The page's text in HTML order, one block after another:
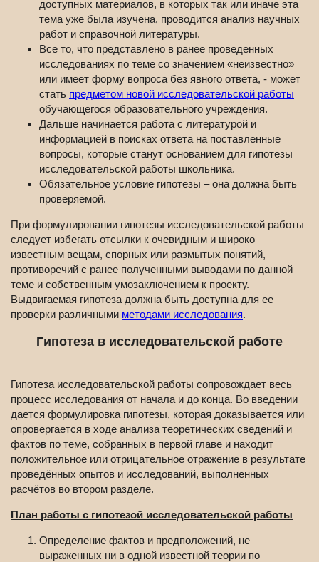
доступных материалов, в которых так или иначе эта
тема уже была изучена, проводится анализ научных
работ и справочной литературы.
Все то, что представлено в ранее проведенных
исследованиях по теме со значением «неизвестно»
или имеет форму вопроса без явного ответа, - может
стать предметом новой исследовательской работы
обучающегося образовательного учреждения.
Дальше начинается работа с литературой и
информацией в поисках ответа на поставленные
вопросы, которые станут основанием для гипотезы
исследовательской работы школьника.
Обязательное условие гипотезы – она должна быть
проверяемой.
При формулировании гипотезы исследовательской работы
следует избегать отсылки к очевидным и широко
известным вещам, спорных или размытых понятий,
противоречий с ранее полученными выводами по данной
теме и собственным умозаключением к проекту.
Выдвигаемая гипотеза должна быть доступна для ее
проверки различными методами исследования.
Гипотеза в исследовательской работе
Гипотеза исследовательской работы сопровождает весь
процесс исследования от начала и до конца. Во введении
дается формулировка гипотезы, которая доказывается или
опровергается в ходе анализа теоретических сведений и
фактов по теме, собранных в первой главе и находит
положительное или отрицательное отражение в результате
проведённых опытов и исследований, выполненных
расчётов во втором разделе.
План работы с гипотезой исследовательской работы
Определение фактов и предположений, не
выраженных ни в одной известной теории по